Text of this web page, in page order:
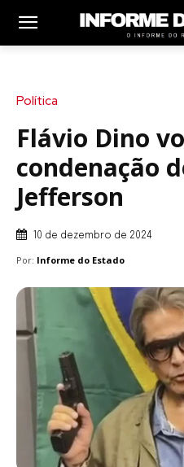
Política
Flávio Dino
condenação
Jefferson
10 de dezembro de 2024
Por: Informe do Estado